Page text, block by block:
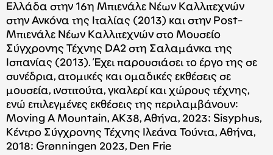
Ελλάδα στην 16η Μπιενάλε Νέων Καλλιτεχνών
στην Ανκόνα της Ιταλίας (2013) και στην Post-
Μπιενάλε Νέων Καλλιτεχνών στο Μουσείο
Σύγχρονης Τέχνης DA2 στη Σαλαμάνκα της
Ισπανίας (2013). Έχει παρουσιάσει το έργο της σε
συνέδρια, ατομικές και ομαδικές εκθέσεις σε
μουσεία, ινστιτούτα, γκαλερί και χώρους τέχνης,
ενώ επιλεγμένες εκθέσεις της περιλαμβάνουν:
Moving A Mountain, AK38, Αθήνα, 2023; Sisyphus,
Κέντρο Σύγχρονης Τέχνης Ιλεάνα Τούντα, Αθήνα,
2018; Grønningen 2023, Den Frie